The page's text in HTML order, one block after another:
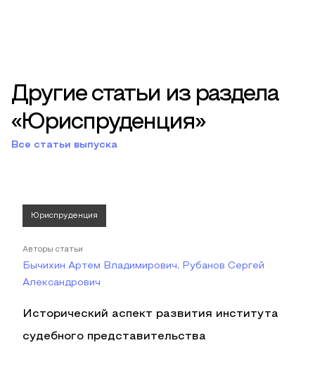
Другие статьи из раздела
«Юриспруденция»
Все статьи выпуска
Юриспруденция
Авторы статьи
Бычихин Артем Владимирович, Рубанов Сергей
Александрович
Исторический аспект развития института
судебного представительства